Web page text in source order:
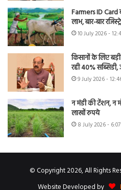
Farmers ID Card
लाभ, बार-बार
10 July 2026 -
किसानों के लिए
रही 40%
9 July 2026 -
न मंडी की टेंशन, न
लाखों रुपये
8 July 2026 -
© Copyright 2026, All Rights
Website Developed by